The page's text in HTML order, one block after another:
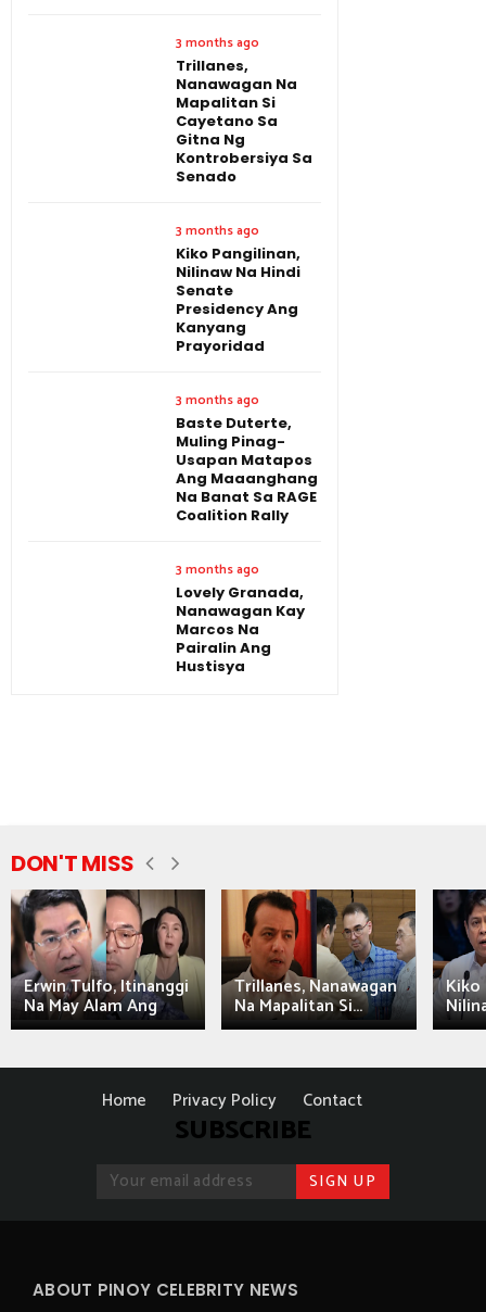
3 months ago
Trillanes,
Nanawagan Na
Mapalitan Si
Cayetano Sa
Gitna Ng
Kontrobersiya Sa
Senado
3 months ago
Kiko Pangilinan,
Nilinaw Na Hindi
Senate
Presidency Ang
Kanyang
Prayoridad
3 months ago
Baste Duterte,
Muling Pinag-
Usapan Matapos
Ang Maaanghang
Na Banat Sa RAGE
Coalition Rally
3 months ago
Lovely Granada,
Nanawagan Kay
Marcos Na
Pairalin Ang
Hustisya
DON'T MISS
Erwin Tulfo, Itinanggi
Na May Alam Ang
Trillanes, Nanawagan
Na Mapalitan Si...
Kiko
Home Privacy Policy Contact
SUBSCRIBE
ABOUT PINOY CELEBRITY NEWS